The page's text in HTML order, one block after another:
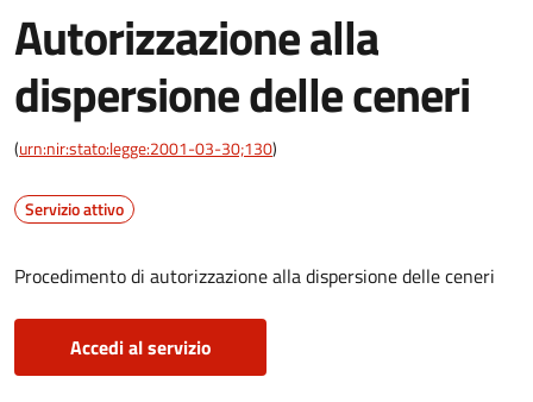
Autorizzazione alla
dispersione delle ceneri
(urn:nir:stato:legge:2001-03-30;130)
Servizio attivo
Procedimento di autorizzazione alla dispersione delle ceneri
Accedi al servizio